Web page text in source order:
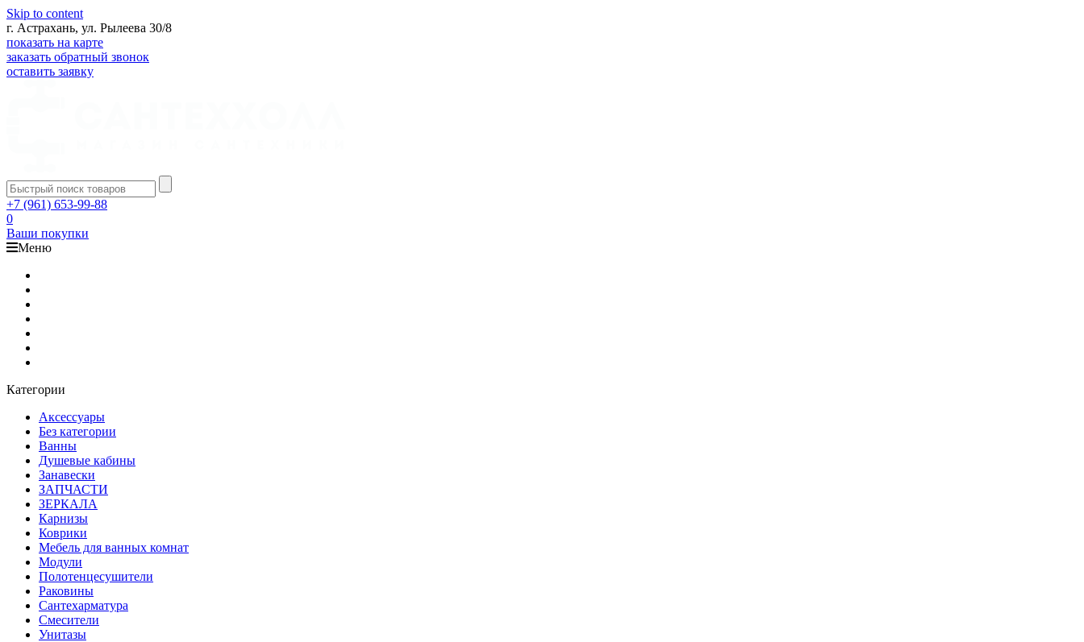
Skip to content
г. Астрахань, ул. Рылеева 30/8
показать на карте
заказать обратный звонок
оставить заявку
+7 (961) 653-99-88
0
Ваши покупки
Меню
Категории
Аксессуары
Без категории
Ванны
Душевые кабины
Занавески
ЗАПЧАСТИ
ЗЕРКАЛА
Карнизы
Коврики
Мебель для ванных комнат
Модули
Полотенцесушители
Раковины
Сантехарматура
Смесители
Унитазы